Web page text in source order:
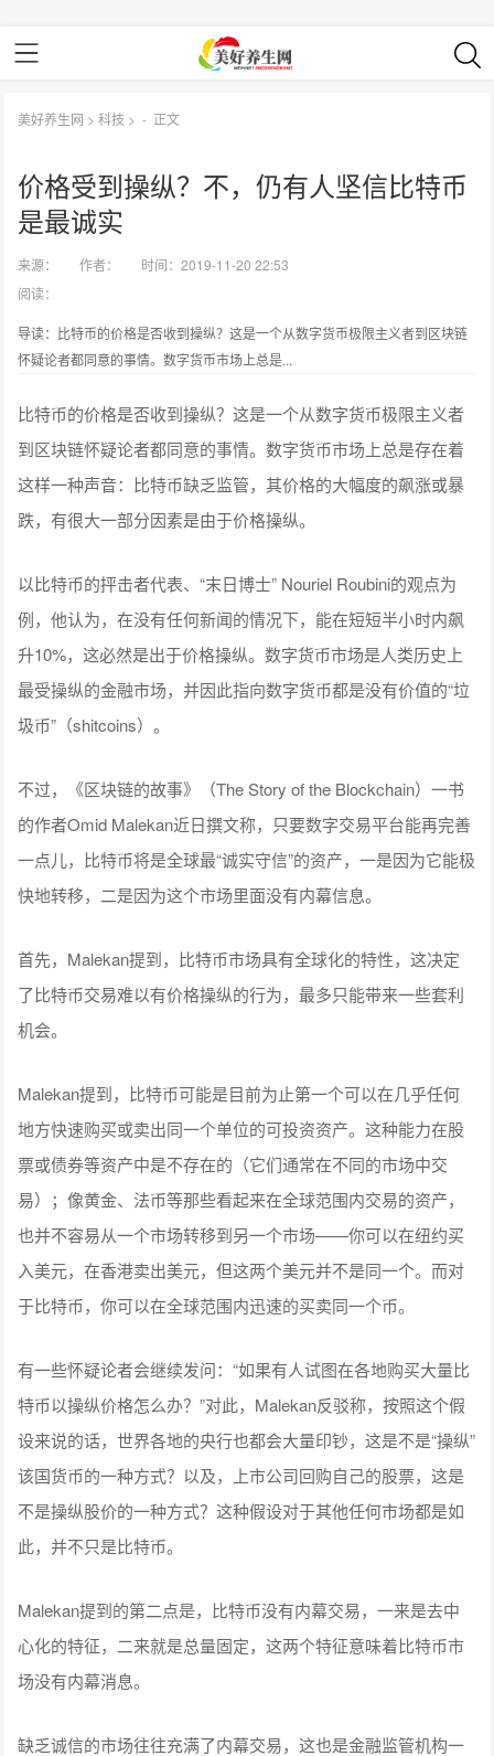
美好养生网 >科技 > - 正文
价格受到操纵？不，仍有人坚信比特币
是最诚实
来源： 作者：
时间：2019-11-20 22:53
阅读：
导读：比特币的价格是否收到操纵？这是一个从数字货币极限主义者到区块链
怀疑论者都同意的事情。数字货币市场上总是...
比特币的价格是否收到操纵？这是一个从数字货币极限主义者
到区块链怀疑论者都同意的事情。数字货币市场上总是存在着
这样一种声音：比特币缺乏监管，其价格的大幅度的飙涨或暴
跌，有很大一部分因素是由于价格操纵。
以比特币的抨击者代表、“末日博士” Nouriel Roubini的观点为
例，他认为，在没有任何新闻的情况下，能在短短半小时内飙
升10%，这必然是出于价格操纵。数字货币市场是人类历史上
最受操纵的金融市场，并因此指向数字货币都是没有价值的“垃
圾币”（shitcoins）。
不过，《区块链的故事》（The Story of the Blockchain）一书
的作者Omid Malekan近日撰文称，只要数字交易平台能再完善
一点儿，比特币将是全球最“诚实守信”的资产，一是因为它能极
快地转移，二是因为这个市场里面没有内幕信息。
首先，Malekan提到，比特币市场具有全球化的特性，这决定
了比特币交易难以有价格操纵的行为，最多只能带来一些套利
机会。
Malekan提到，比特币可能是目前为止第一个可以在几乎任何
地方快速购买或卖出同一个单位的可投资资产。这种能力在股
票或债券等资产中是不存在的（它们通常在不同的市场中交
易）；像黄金、法币等那些看起来在全球范围内交易的资产，
也并不容易从一个市场转移到另一个市场——你可以在纽约买
入美元，在香港卖出美元，但这两个美元并不是同一个。而对
于比特币，你可以在全球范围内迅速的买卖同一个币。
有一些怀疑论者会继续发问：“如果有人试图在各地购买大量比
特币以操纵价格怎么办？”对此，Malekan反驳称，按照这个假
设来说的话，世界各地的央行也都会大量印钞，这是不是“操纵”
该国货币的一种方式？以及，上市公司回购自己的股票，这是
不是操纵股价的一种方式？这种假设对于其他任何市场都是如
此，并不只是比特币。
Malekan提到的第二点是，比特币没有内幕交易，一来是去中
心化的特征，二来就是总量固定，这两个特征意味着比特币市
场没有内幕消息。
缺乏诚信的市场往往充满了内幕交易，这也是金融监管机构一